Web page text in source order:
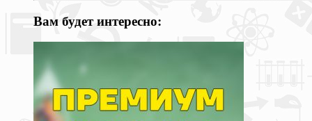
Вам будет интересно: